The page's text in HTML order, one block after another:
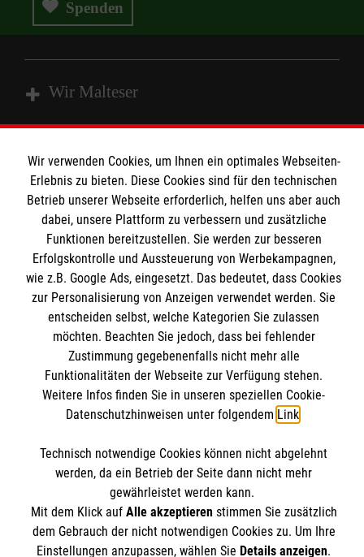
Spenden
Wir Malteser
Angebote & Leistungen
Kursangebote
Mitarbeiten & Stellenangebote
Informationen
Kontakt
Presse und Medien
Transparenz
Impressum
Datenschutz
Malteser online
Malteserorden
Malteser Jugend
Malteser International
Spendenkonto
Empfänger: Malteser Hilfsdienst e.V.
BIC: GENODED 1PA7
Soziale Netzwerke
Der Malteser Hilfsdienst e.V. ist als eingetragene
gemeinnützige Organisation von der Körperschaft- und
Wir verwenden Cookies, um Ihnen ein optimales Webseiten-
Erlebnis zu bieten. Diese Cookies sind für den technischen
Betrieb unserer Webseite erforderlich, helfen uns aber auch
dabei, unsere Plattform zu verbessern und zusätzliche
Funktionen bereitzustellen. Sie werden zur besseren
Erfolgskontrolle und Aussteuerung von Werbekampagnen,
wie z.B. Google Ads, eingesetzt. Das bedeutet, dass Cookies
zur Personalisierung von Anzeigen verwendet werden. Sie
entscheiden selbst, welche Kategorien Sie zulassen
möchten. Beachten Sie jedoch, dass bei fehlender
Zustimmung gegebenenfalls nicht mehr alle
Funktionalitäten der Webseite zur Verfügung stehen.
Weitere Infos finden Sie in unseren speziellen Cookie-
Datenschutzhinweisen unter folgendem Link.
Technisch notwendige Cookies können nicht abgelehnt
werden, da ein Betrieb der Seite dann nicht mehr
gewährleistet werden kann.
Mit dem Klick auf Alle akzeptierenstimmen Sie zusätzlich
dem Gebrauch der nicht notwendigen Cookies zu. Um Ihre
Einstellungen anzupassen, wählen Sie Details anzeigen.